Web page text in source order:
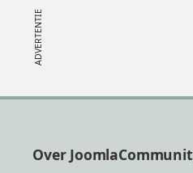
Over